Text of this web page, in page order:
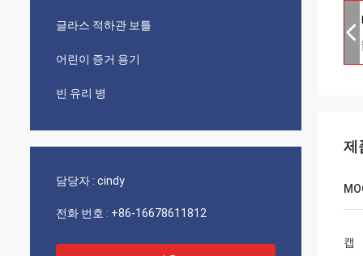
글라스 적하관 보틀
어린이 증거 용기
빈 유리 병
담당자 : cindy
전화 번호 : +86-16678611812
제
캡